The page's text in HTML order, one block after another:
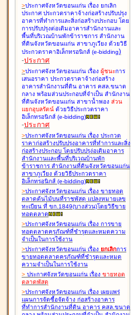
>ประกาศจังหวัดขอนแก่น เรื่อง ยกเลิก
ประกาศ ประกวดราคาจ้างก่อสร้างปรับปรุง
อาคารที่ทำการและสิ่งก่อสร้างประกอบ โดย
การปรับปรุงต่อเติมอาคารสำนักงานและ
พื้นที่บริเวณบ้านพักข้าราชการ สำนักงาน
ที่ดินจังหวัดขอนแก่น สาขาภูเวียง ด้วยวิธี
ประกวดราคาอิเล็กทรอนิกส์ (e-bidding)
-ประกาศ
>ประกาศจังหวัดขอนแก่น เรื่อง ผู้ชนะการ
เสนอราคา ประกวดราคาจ้างก่อสร้าง
อาคารสำนักงานที่ดิน อาคาร คสล.ขนาด
กลาง พร้อมส่วนประกอบที่จำเป็น สำนักงาน
ที่ดินจังหวัดขอนแก่น สาขาน้ำพอง ส่วน
แยกอุบลรัตน์ ด้วยวิธีประกวดราคา
อิเล็กทรอนิกส์ (e-bidding)
-ประกาศ
>ประกาศจังหวัดขอนแก่น เรื่อง ประกวด
ราคาก่อสร้างปรับปรุงอาคารที่ทำการและสิ่ง
ก่อสร้างประกอบ โดยปรับปรุง่อเติมอาคาร
สำนักงานและพื้นที่บริเวณบ้านพัก
ข้าราชการ สำนักงานที่ดินจังหวัดขอนแก่น
สาขาภูเวียง ด้วยวิธีประกวดราคา
อิเล็กทรอนิกส์ (e-bidding)
>ประกาศจังหวัดขอนแก่น เรื่อง ขายทอด
ตลาดต้นไม้บนที่ราชพัสดุ แปลงหมายเลข
ทะเบียน ที่ ขก.1849(บางส่วน)โดยวิธีขาย
ทอดตลาด
>ประกาศจังหวัดขอนแก่น เรื่อง การขาย
ทอดตลาดครุภัณฑ์ที่ชำรุดและหมดความ
จำเป็นในการใช้งาน
>ประกาศจังหวัดขอนแก่น เรื่อง ยกเลิกการ
ขายทอดตลาดครุภัณฑ์ที่ชำรุดและหมด
ความจำเป็นในการใช้งาน
> ประกาศจังหวัดขอนแก่น เรื่อง ขายทอด
ตลาดพัสดุ
>ประกาศจังหวัดขอนแก่น เรื่อง เผยแพร่
แผนการจัดซื้อจัดจ้าง ก่อสร้างอาคาร
ที่ทำการสำนักงานที่ดิน อาคาร คสล.ขนาด